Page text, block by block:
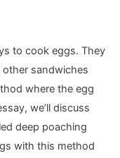
to cook eggs. They
other sandwiches
where the egg
we’ll discuss
deep poaching
with this method